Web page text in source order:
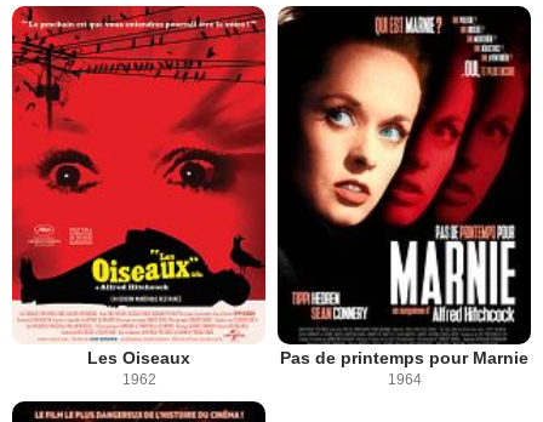
Les Oiseaux
1962
Pas de printemps pour Marnie
1964